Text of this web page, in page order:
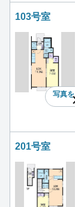
103号室
写真を
201号室